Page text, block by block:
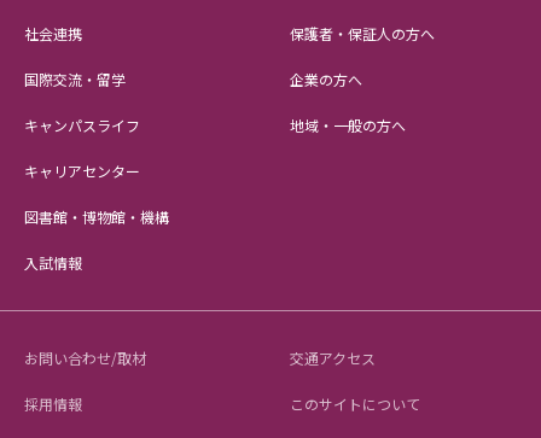
社会連携
国際交流・留学
キャンパスライフ
キャリアセンター
図書館・博物館・機構
入試情報
保護者・保証人の方へ
企業の方へ
地域・一般の方へ
お問い合わせ/取材 交通アクセス
採用情報 このサイトについて